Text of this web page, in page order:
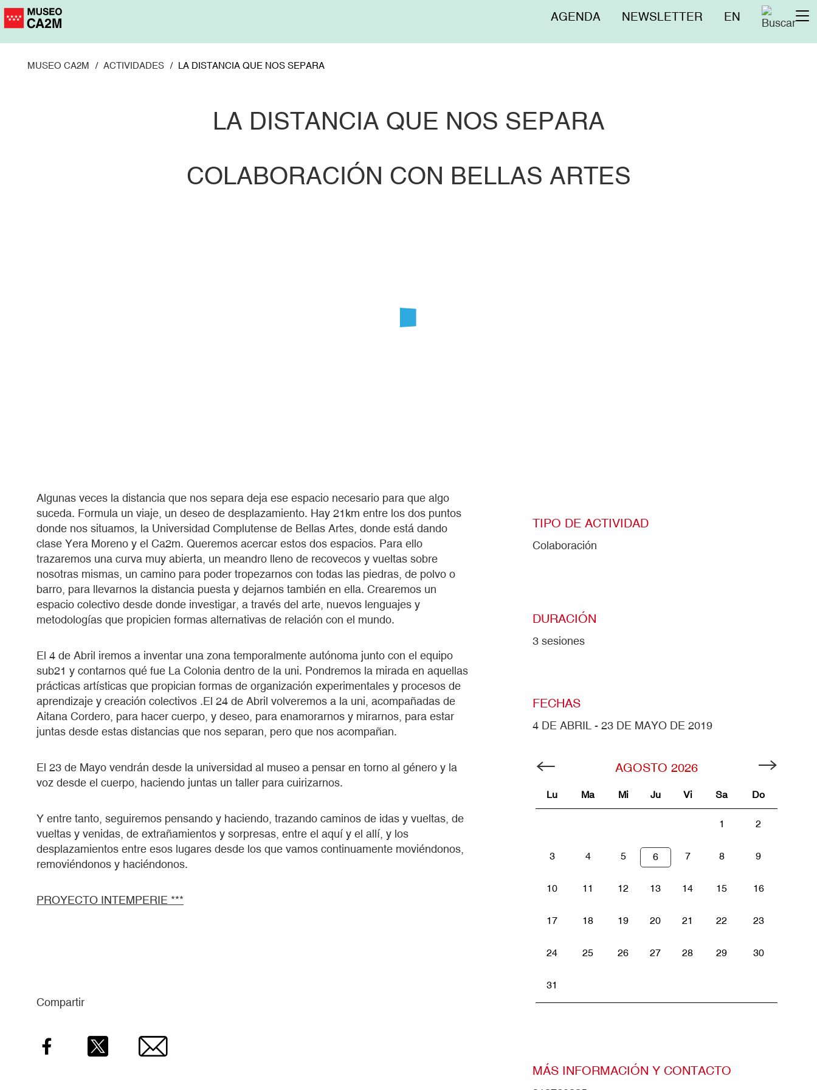
Pasar
Menú
AGENDA NEWSLETTER EN
MUSEO CA2M ACTIVIDADES LA DISTANCIA QUE NOS SEPARA
LA DISTANCIA QUE NOS SEPARA
COLABORACIÓN CON BELLAS ARTES
Algunas veces la distancia que nos separa deja ese espacio necesario para que algo
suceda. Formula un viaje, un deseo de desplazamiento. Hay 21km entre los dos puntos
donde nos situamos, la Universidad Complutense de Bellas Artes, donde está dando
clase Yera Moreno y el Ca2m. Queremos acercar estos dos espacios. Para ello
trazaremos una curva muy abierta, un meandro lleno de recovecos y vueltas sobre
nosotras mismas, un camino para poder tropezarnos con todas las piedras, de polvo o
barro, para llevarnos la distancia puesta y dejarnos también en ella. Crearemos un
espacio colectivo desde donde investigar, a través del arte, nuevos lenguajes y
metodologías que propicien formas alternativas de relación con el mundo.
El 4 de Abril iremos a inventar una zona temporalmente autónoma junto con el equipo
sub21 y contarnos qué fue La Colonia dentro de la uni. Pondremos la mirada en aquellas
prácticas artísticas que propician formas de organización experimentales y procesos de
aprendizaje y creación colectivos .El 24 de Abril volveremos a la uni, acompañadas de
Aitana Cordero, para hacer cuerpo, y deseo, para enamorarnos y mirarnos, para estar
juntas desde estas distancias que nos separan, pero que nos acompañan.
El 23 de Mayo vendrán desde la universidad al museo a pensar en torno al género y la
voz desde el cuerpo, haciendo juntas un taller para cuirizarnos.
Y entre tanto, seguiremos pensando y haciendo, trazando caminos de idas y vueltas, de
vueltas y venidas, de extrañamientos y sorpresas, entre el aquí y el allí, y los
desplazamientos entre esos lugares desde los que vamos continuamente moviéndonos,
removiéndonos y haciéndonos.
PROYECTO INTEMPERIE ***
Compartir
Facebook Email
TIPO DE ACTIVIDAD
Colaboración
DURACIÓN
3 sesiones
FECHAS
4 DE ABRIL - 23 DE MAYO DE 2019
AGOSTO 2026
Lu Ma Mi Ju Vi Sa Do
1 2
3 4 5 6 7 8 9
10 11 12 13 14 15 16
17 18 19 20 21 22 23
24 25 26 27 28 29 30
31
MÁS INFORMACIÓN Y CONTACTO